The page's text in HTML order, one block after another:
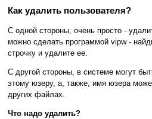
Как удалить пользователя?
С одной стороны, очень просто -
можно сделать программой vipw -
строчку и удалите ее.
С другой стороны, в системе могут
этому юзеру, а, также, имя юзера
других файлах.
Что надо удалить?